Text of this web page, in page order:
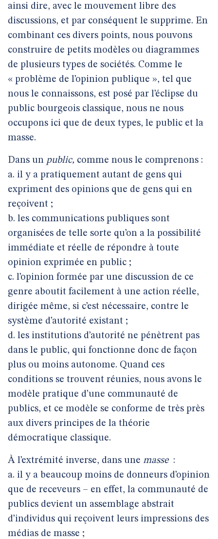
ainsi dire, avec le mouvement libre des
discussions, et par conséquent le supprime. En
combinant ces divers points, nous pouvons
construire de petits modèles ou diagrammes
de plusieurs types de sociétés. Comme le
« problème de l’opinion publique », tel que
nous le connaissons, est posé par l’éclipse du
public bourgeois classique, nous ne nous
occupons ici que de deux types, le public et la
masse.
Dans un public, comme nous le comprenons :
a. il y a pratiquement autant de gens qui
expriment des opinions que de gens qui en
reçoivent ;
b. les communications publiques sont
organisées de telle sorte qu’on a la possibilité
immédiate et réelle de répondre à toute
opinion exprimée en public ;
c. l’opinion formée par une discussion de ce
genre aboutit facilement à une action réelle,
dirigée même, si c’est nécessaire, contre le
système d’autorité existant ;
d. les institutions d’autorité ne pénètrent pas
dans le public, qui fonctionne donc de façon
plus ou moins autonome. Quand ces
conditions se trouvent réunies, nous avons le
modèle pratique d’une communauté de
publics, et ce modèle se conforme de très près
aux divers principes de la théorie
démocratique classique.
À l’extrémité inverse, dans une masse :
a. il y a beaucoup moins de donneurs d’opinion
que de receveurs – en effet, la communauté de
publics devient un assemblage abstrait
d’individus qui reçoivent leurs impressions des
médias de masse ;